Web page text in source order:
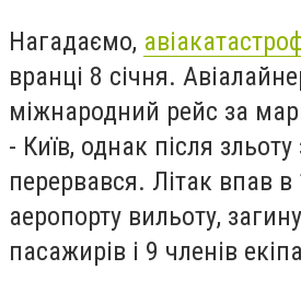
Нагадаємо,
вранці 8 січня.
міжнародний рейс за
- Київ, однак після
перервався. Літак впав в
аеропорту вильоту,
пасажирів і 9 членів